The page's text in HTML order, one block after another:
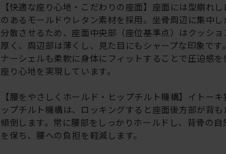
【快適な座り心地・こだわりの座面】座面には型崩れ
のあるモールドウレタン素材を採用。坐骨周辺に集中し
分散させるため、座面中央部（座位基準点）はクッシ
厚く、周辺部は薄くし、見た目にもシャープな印象です
ナーシェルも柔軟に身体にフィットすることで圧迫感
座り心地を実現しています。
【腰をやさしくホールド・ヒップチルト機構】イトー
ップチルト機構は、ロッキングすると座面後方部が背
傾倒します。常に腰部をしっかりホールドし、背骨の自
を保ち、腰への負担を軽減します。